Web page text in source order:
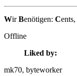
WirBenötigen: Cents,
Offline
Liked by:
mk70, byteworker